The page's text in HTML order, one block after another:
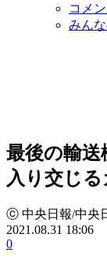
コメン
みん
最後の輸
入り交じ
ⓒ 中央日報/中央
2021.08.31 18:06
0